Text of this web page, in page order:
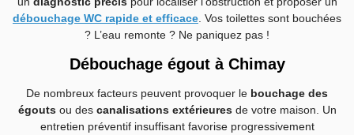
débouchage WC rapide et efficace . Vos toilettes sont bouchées
? L’eau remonte ? Ne paniquez pas !
Débouchage égout à Chimay
De nombreux facteurs peuvent provoquer le bouchage des
égoutsou des canalisations extérieuresde votre maison. Un
entretien préventif insuffisant favorise progressivement